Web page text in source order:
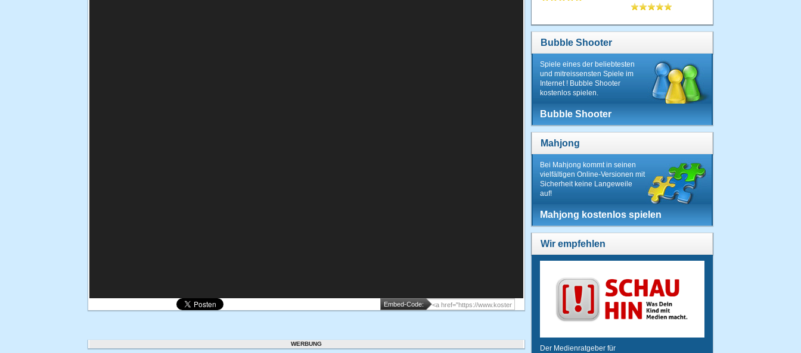
Embed-Code:
WERBUNG
Bubble Shooter
Spiele eines der beliebtesten
und mitreissensten Spiele im
Internet ! Bubble Shooter
kostenlos spielen.
Bubble Shooter
Mahjong
Bei Mahjong kommt in seinen
vielfältigen Online-Versionen mit
Sicherheit keine Langeweile
auf!
Mahjong kostenlos spielen
Wir empfehlen
Der Medienratgeber für